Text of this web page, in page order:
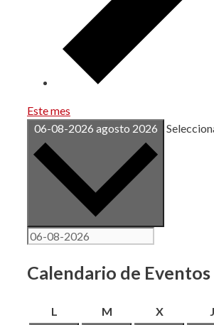
Este mes
06-08-2026 agosto 2026
Calendario de Eventos
L Mmartes XmiércolesJ